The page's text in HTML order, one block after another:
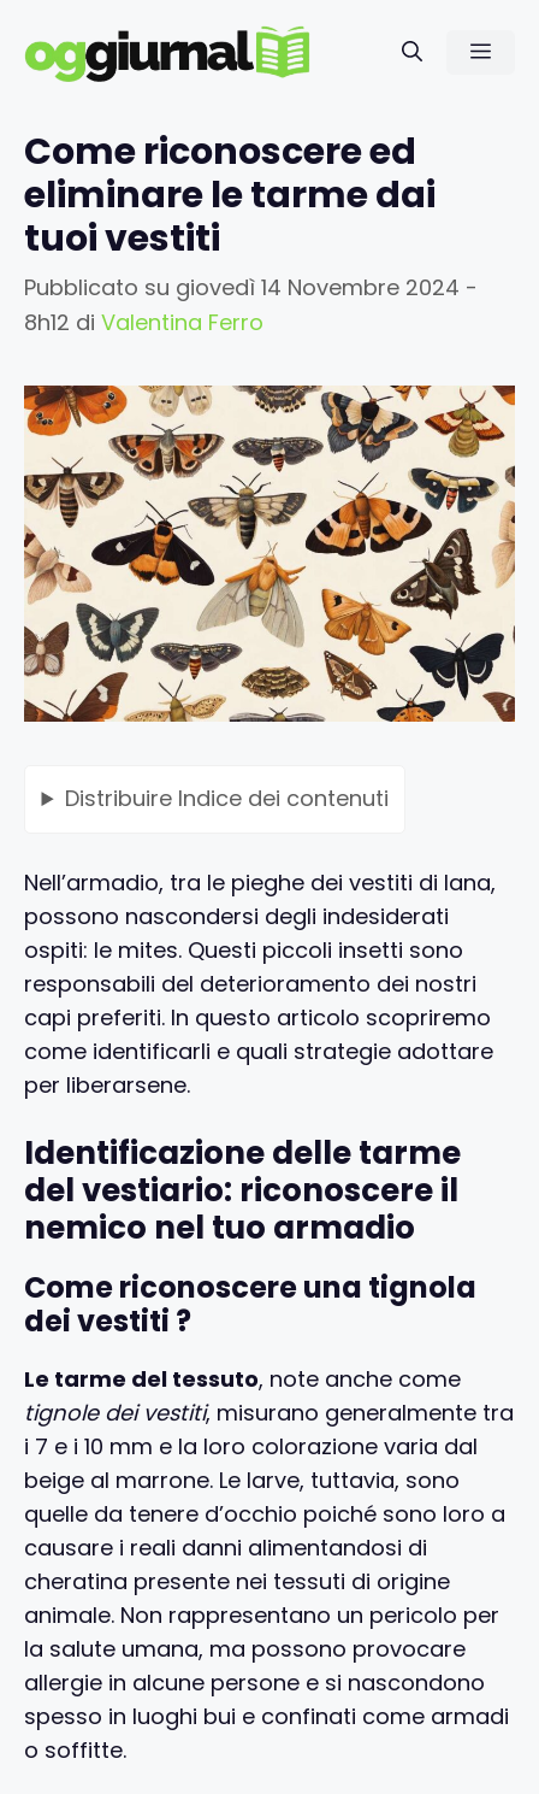
contenuto
Come riconoscere ed
eliminare le tarme dai
tuoi vestiti
Pubblicato su giovedì 14 Novembre 2024 -
8h12 di Valentina Ferro
Distribuire Indice dei contenuti
Nell’armadio, tra le pieghe dei vestiti di lana,
possono nascondersi degli indesiderati
ospiti: le mites. Questi piccoli insetti sono
responsabili del deterioramento dei nostri
capi preferiti. In questo articolo scopriremo
come identificarli e quali strategie adottare
per liberarsene.
Identificazione delle tarme
del vestiario: riconoscere il
nemico nel tuo armadio
Come riconoscere una tignola
dei vestiti ?
Le tarme del tessuto, note anche come
tignole dei vestiti, misurano generalmente tra
i 7 e i 10 mm e la loro colorazione varia dal
beige al marrone. Le larve, tuttavia, sono
quelle da tenere d’occhio poiché sono loro a
causare i reali danni alimentandosi di
cheratina presente nei tessuti di origine
animale. Non rappresentano un pericolo per
la salute umana, ma possono provocare
allergie in alcune persone e si nascondono
spesso in luoghi bui e confinati come armadi
o soffitte.